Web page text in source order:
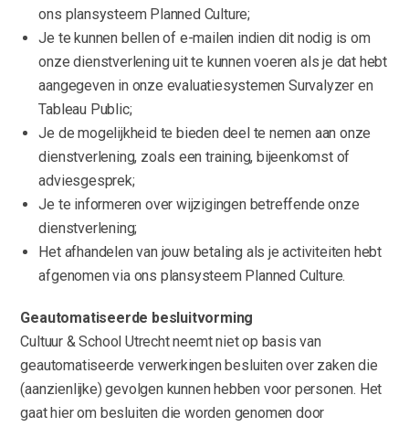
ons plansysteem Planned Culture;
Je te kunnen bellen of e-mailen indien dit nodig is om
onze dienstverlening uit te kunnen voeren als je dat hebt
aangegeven in onze evaluatiesystemen Survalyzer en
Tableau Public;
Je de mogelijkheid te bieden deel te nemen aan onze
dienstverlening, zoals een training, bijeenkomst of
adviesgesprek;
Je te informeren over wijzigingen betreffende onze
dienstverlening;
Het afhandelen van jouw betaling als je activiteiten hebt
afgenomen via ons plansysteem Planned Culture.
Geautomatiseerde besluitvorming
Cultuur & School Utrecht neemt niet op basis van
geautomatiseerde verwerkingen besluiten over zaken die
(aanzienlijke) gevolgen kunnen hebben voor personen. Het
gaat hier om besluiten die worden genomen door